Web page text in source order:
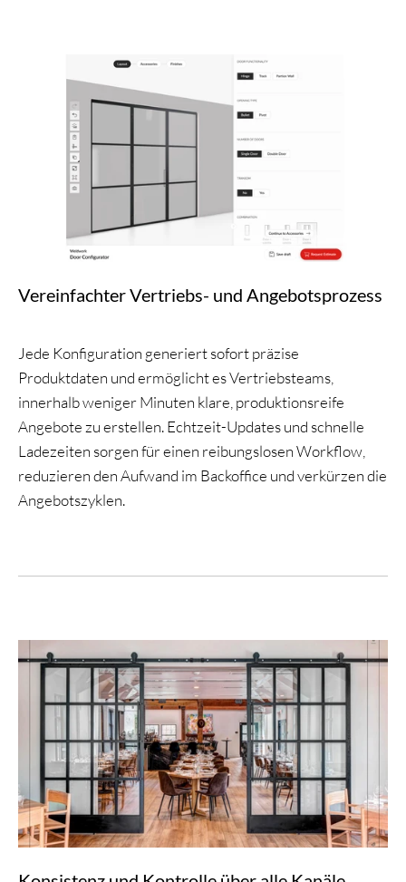
Vereinfachter Vertriebs- und Angebotsprozess
Jede Konfiguration generiert sofort präzise
Produktdaten und ermöglicht es Vertriebsteams,
innerhalb weniger Minuten klare, produktionsreife
Angebote zu erstellen. Echtzeit-Updates und schnelle
Ladezeiten sorgen für einen reibungslosen Workflow,
reduzieren den Aufwand im Backoffice und verkürzen die
Angebotszyklen.